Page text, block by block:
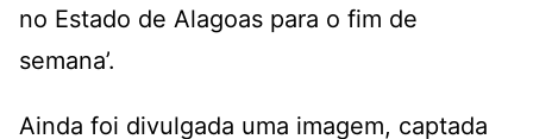
no Estado de Alagoas para o fim de
semana’.
Ainda foi divulgada uma imagem, captada